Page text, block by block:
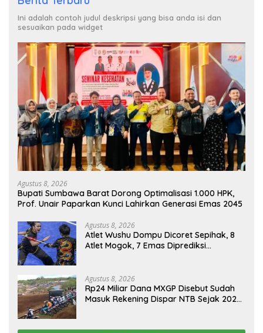
Ini adalah contoh judul deskripsi yang bisa anda isi dan
sesuaikan pada widget
Agustus 8, 2026
Bupati Sumbawa Barat Dorong Optimalisasi 1.000 HPK,
Prof. Unair Paparkan Kunci Lahirkan Generasi Emas 2045
Agustus 8, 2026
Atlet Wushu Dompu Dicoret Sepihak, 8
Atlet Mogok, 7 Emas Diprediksi
Agustus 8, 2026
Rp24 Miliar Dana MXGP Disebut Sudah
Masuk Rekening Dispar NTB Sejak 2024,